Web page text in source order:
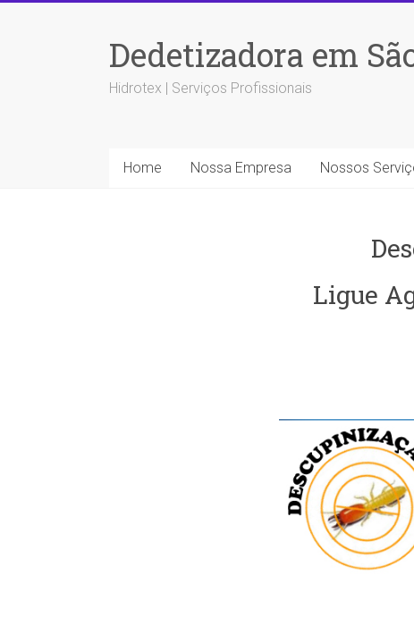
Dedetizadora em
Hidrotex | Serviços Profissionais
Home Nossa Empresa Nossos
Ligue